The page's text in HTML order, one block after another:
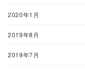
2020年1月
2019年8月
2019年7月